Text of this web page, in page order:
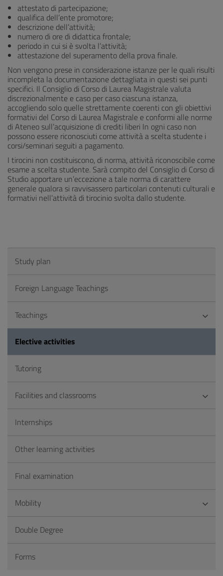
attestato di partecipazione;
qualifica dell’ente promotore;
descrizione dell’attività;
numero di ore di didattica frontale;
periodo in cui si è svolta l’attività;
attestazione del superamento della prova finale.
Non vengono prese in considerazione istanze per le quali risulti
incompleta la documentazione dettagliata in questi sei punti
specifici. Il Consiglio di Corso di Laurea Magistrale valuta
discrezionalmente e caso per caso ciascuna istanza,
accogliendo solo quelle strettamente coerenti con gli obiettivi
formativi del Corso di Laurea Magistrale e conformi alle norme
di Ateneo sull’acquisizione di crediti liberi In ogni caso non
possono essere riconosciuti come attività a scelta studente i
corsi/seminari seguiti a pagamento.
I tirocini non costituiscono, di norma, attività riconoscibile come
esame a scelta studente. Sarà compito del Consiglio di Corso di
Studio apportare un’eccezione a tale norma di carattere
generale qualora si ravvisassero particolari contenuti culturali e
formativi nell’attività di tirocinio svolta dallo studente.
Study plan
Foreign Language Teachings
Teachings
Elective activities
Tutoring
Facilities and classrooms
Internships
Other learning activities
Final examination
Mobility
Double Degree
Forms